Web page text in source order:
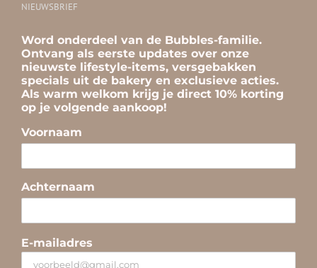
NIEUWSBRIEF
Word onderdeel van de Bubbles-familie.
Ontvang als eerste updates over onze
nieuwste lifestyle-items, versgebakken
specials uit de bakery en exclusieve acties.
Als warm welkom krijg je direct 10% korting
op je volgende aankoop!
Voornaam
Achternaam
E-mailadres